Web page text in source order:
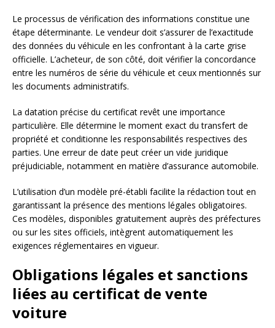
Le processus de vérification des informations constitue une
étape déterminante. Le vendeur doit s’assurer de l’exactitude
des données du véhicule en les confrontant à la carte grise
officielle. L’acheteur, de son côté, doit vérifier la concordance
entre les numéros de série du véhicule et ceux mentionnés sur
les documents administratifs.
La datation précise du certificat revêt une importance
particulière. Elle détermine le moment exact du transfert de
propriété et conditionne les responsabilités respectives des
parties. Une erreur de date peut créer un vide juridique
préjudiciable, notamment en matière d’assurance automobile.
L’utilisation d’un modèle pré-établi facilite la rédaction tout en
garantissant la présence des mentions légales obligatoires.
Ces modèles, disponibles gratuitement auprès des préfectures
ou sur les sites officiels, intègrent automatiquement les
exigences réglementaires en vigueur.
Obligations légales et sanctions
liées au certificat de vente
voiture